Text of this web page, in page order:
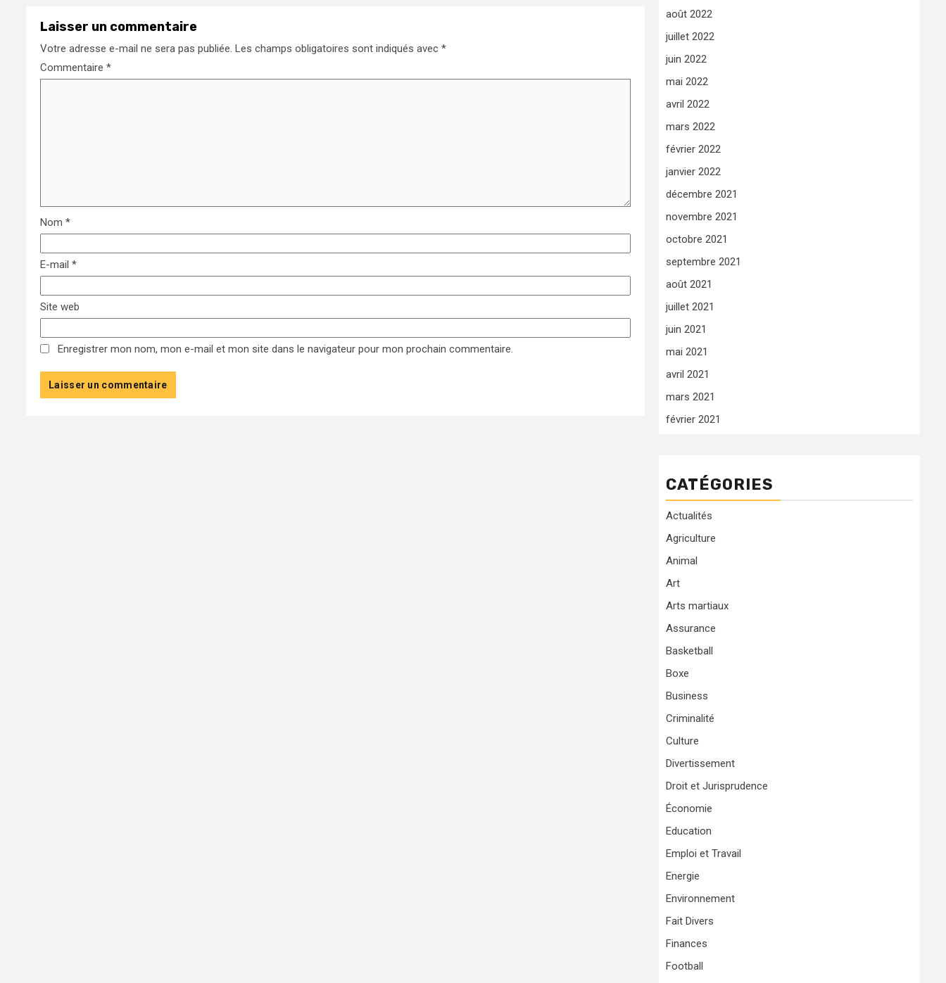
Laisser un commentaire
Votre adresse e-mail ne sera pas publiée. Les champs obligatoires sont indiqués avec *
Commentaire *
Nom *
E-mail *
Site web
Enregistrer mon nom, mon e-mail et mon site dans le navigateur pour mon prochain commentaire.
août 2022
juillet 2022
juin 2022
mai 2022
avril 2022
mars 2022
février 2022
janvier 2022
décembre 2021
novembre 2021
octobre 2021
septembre 2021
août 2021
juillet 2021
juin 2021
mai 2021
avril 2021
mars 2021
février 2021
CATÉGORIES
Actualités
Agriculture
Animal
Art
Arts martiaux
Assurance
Basketball
Boxe
Business
Criminalité
Culture
Divertissement
Droit et Jurisprudence
Économie
Education
Emploi et Travail
Energie
Environnement
Fait Divers
Finances
Football